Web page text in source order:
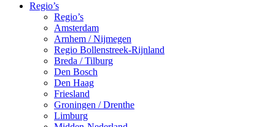
Regio’s
Regio’s
Amsterdam
Arnhem / Nijmegen
Regio Bollenstreek-Rijnland
Breda / Tilburg
Den Bosch
Den Haag
Friesland
Groningen / Drenthe
Limburg